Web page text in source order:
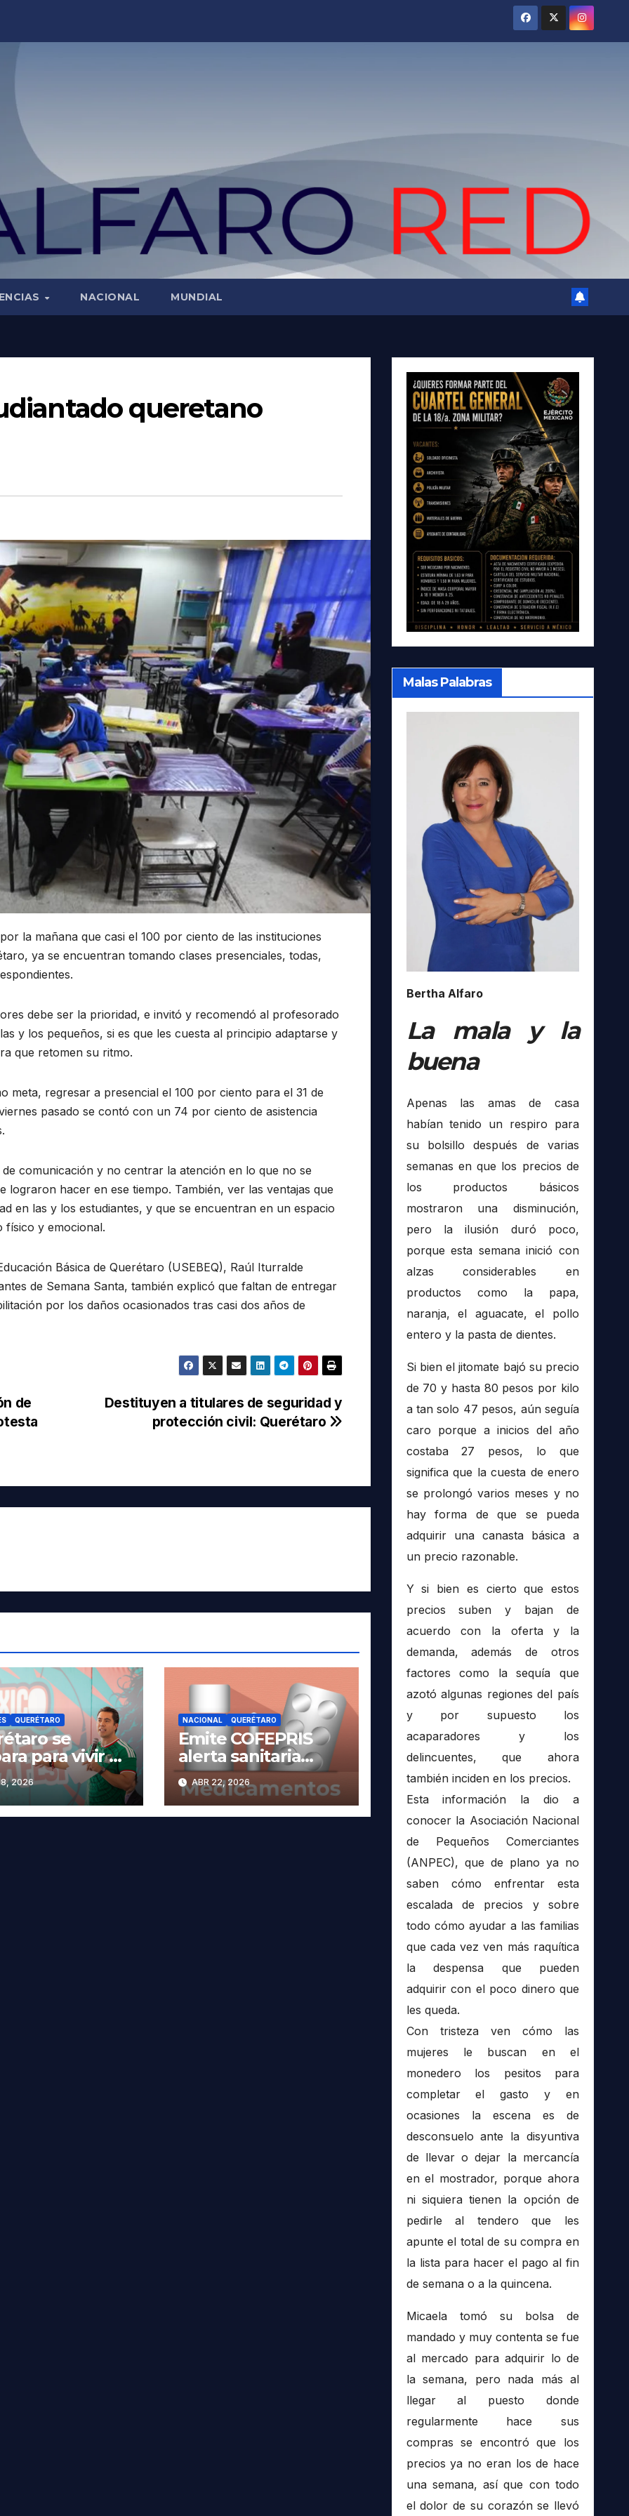
NACIONAL MUNDIAL
queretano
la mañana que casi el 100 por ciento de las instituciones
ya se encuentran tomando clases presenciales, todas,
debe ser la prioridad, e invitó y recomendó al profesorado
y los pequeños, si es que les cuesta al principio adaptarse y
que retomen su ritmo.
meta, regresar a presencial el 100 por ciento para el 31 de
pasado se contó con un 74 por ciento de asistencia
comunicación y no centrar la atención en lo que no se
lograron hacer en ese tiempo. También, ver las ventajas que
en las y los estudiantes, y que se encuentran en un espacio
físico y emocional.
Básica de Querétaro (USEBEQ), Raúl Iturralde
de Semana Santa, también explicó que faltan de entregar
por los daños ocasionados tras casi dos años de
Destituyen a titulares de seguridad y
protección civil: Querétaro
de
QUERÉTARO
se
para vivir el
2026
NACIONAL QUERÉTARO
Emite COFEPRIS
alerta sanitaria
sobre robo de
medicamentos
ABR 22, 2026
Malas Palabras
Bertha Alfaro
La mala y la
buena
Apenas las amas de casa
habían tenido un respiro para
su bolsillo después de varias
semanas en que los precios de
los productos básicos
mostraron una disminución,
pero la ilusión duró poco,
porque esta semana inició con
alzas considerables en
productos como la papa,
naranja, el aguacate, el pollo
entero y la pasta de dientes.
Si bien el jitomate bajó su precio
de 70 y hasta 80 pesos por kilo
a tan solo 47 pesos, aún seguía
caro porque a inicios del año
costaba 27 pesos, lo que
significa que la cuesta de enero
se prolongó varios meses y no
hay forma de que se pueda
adquirir una canasta básica a
un precio razonable.
Y si bien es cierto que estos
precios suben y bajan de
acuerdo con la oferta y la
demanda, además de otros
factores como la sequía que
azotó algunas regiones del país
y por supuesto los
acaparadores y los
delincuentes, que ahora
también inciden en los precios.
Esta información la dio a
conocer la Asociación Nacional
de Pequeños Comerciantes
(ANPEC), que de plano ya no
saben cómo enfrentar esta
escalada de precios y sobre
todo cómo ayudar a las familias
que cada vez ven más raquítica
la despensa que pueden
adquirir con el poco dinero que
les queda.
Con tristeza ven cómo las
mujeres le buscan en el
monedero los pesitos para
completar el gasto y en
ocasiones la escena es de
desconsuelo ante la disyuntiva
de llevar o dejar la mercancía
en el mostrador, porque ahora
ni siquiera tienen la opción de
pedirle al tendero que les
apunte el total de su compra en
la lista para hacer el pago al fin
de semana o a la quincena.
Micaela tomó su bolsa de
mandado y muy contenta se fue
al mercado para adquirir lo de
la semana, pero nada más al
llegar al puesto donde
regularmente hace sus
compras se encontró que los
precios ya no eran los de hace
una semana, así que con todo
el dolor de su corazón se llevó